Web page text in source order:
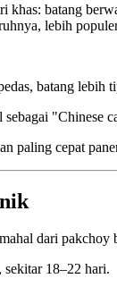
batang
lebih
batang lebih
"Chinese
paling cepat
dari
sekitar 18–22 hari.